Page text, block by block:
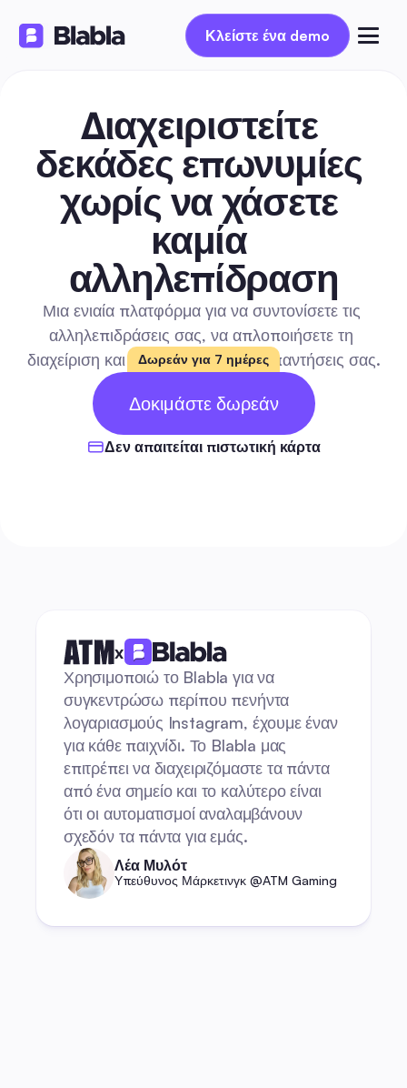
Κλείστε ένα demo
Διαχειριστείτε
δεκάδες επωνυμίες
χωρίς να χάσετε
καμία
αλληλεπίδραση
Μια ενιαία πλατφόρμα για να συντονίσετε τις
αλληλεπιδράσεις σας, να απλοποιήσετε τη
διαχείριση και να επιταχύνετε τις απαντήσεις σας.
Δοκιμάστε δωρεάν14 ΔΩΡΕΑΝ
ΗΜΕΡΕΣ
Δωρεάν για 7 ημέρες
Δεν απαιτείται πιστωτική κάρτα
x
Χρησιμοποιώ το Blabla για να
συγκεντρώσω περίπου πενήντα
λογαριασμούς Instagram, έχουμε έναν
για κάθε παιχνίδι. Το Blabla μας
επιτρέπει να διαχειριζόμαστε τα πάντα
από ένα σημείο και το καλύτερο είναι
ότι οι αυτοματισμοί αναλαμβάνουν
σχεδόν τα πάντα για εμάς.
Λέα Μυλότ
Υπεύθυνος Μάρκετινγκ @ATM Gaming